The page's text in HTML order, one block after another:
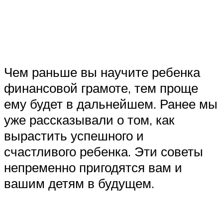
Чем раньше вы научите ребенка
финансовой грамоте, тем проще
ему будет в дальнейшем. Ранее мы
уже рассказывали о том, как
вырастить успешного и
счастливого ребенка. Эти советы
непременно пригодятся вам и
вашим детям в будущем.